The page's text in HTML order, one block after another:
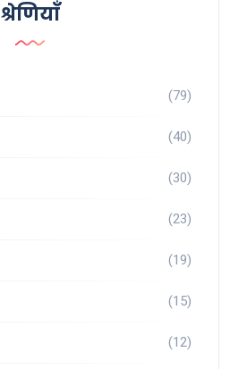
श्रेणियाँ
(79)
(40)
(30)
(23)
(19)
(15)
(12)